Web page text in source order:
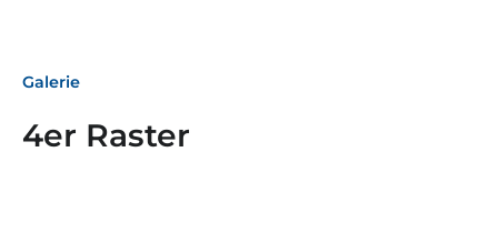
Galerie
4er Raster